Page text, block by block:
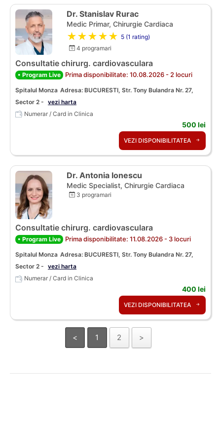
Dr. Stanislav Rurac
Medic Primar, Chirurgie Cardiaca
★★★★★ 5 (1 rating)
4 programari
Consultatie chirurg. cardiovasculara
• Program Live Prima disponibilitate: 10.08.2026 - 2 locuri
Spitalul Monza Adresa: BUCURESTI, Str. Tony Bulandra Nr. 27,
Sector 2 - vezi harta
Numerar / Card in Clinica
500 lei
VEZI DISPONIBILITATEA
Dr. Antonia Ionescu
Medic Specialist, Chirurgie Cardiaca
3 programari
Consultatie chirurg. cardiovasculara
• Program Live Prima disponibilitate: 11.08.2026 - 3 locuri
Spitalul Monza Adresa: BUCURESTI, Str. Tony Bulandra Nr. 27,
Sector 2 - vezi harta
Numerar / Card in Clinica
400 lei
VEZI DISPONIBILITATEA
< 1 2 >